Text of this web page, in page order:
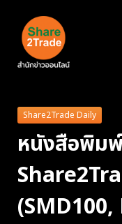
Share2Trade Daily
หนังสือพิม
(SMD100,